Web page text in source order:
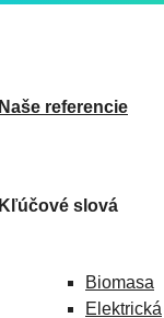
Naše referencie
Kľúčové slová
Biomasa
Elektrická